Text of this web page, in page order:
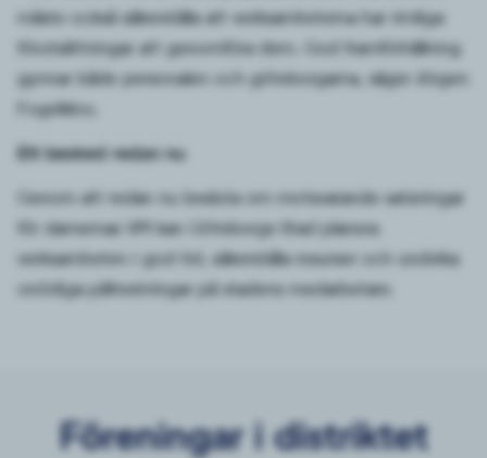
måste också säkerställa att verksamheterna har rimliga
förutsättningar att genomföra dem. God framförhållning
gynnar både personalen och göteborgarna, säger Jörgen
Fogelklou.
Ett besked redan nu
Genom att redan nu besluta om motsvarande satsningar
för damernas VM kan Göteborgs Stad planera
verksamheten i god tid, säkerställa resurser och undvika
onödiga påfrestningar på stadens medarbetare.
Föreningar i distriktet